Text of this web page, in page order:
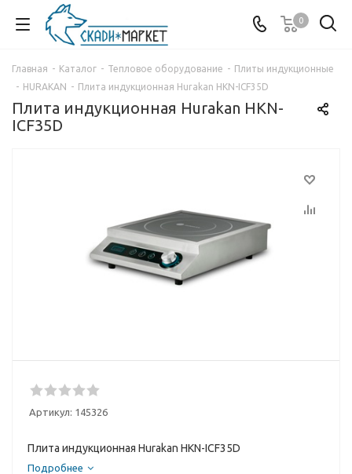
0
Главная - Каталог - Тепловое оборудование - Плиты индукционные
- HURAKAN - Плита индукционная Hurakan HKN-ICF35D
Плита индукционная Hurakan HKN-
ICF35D
Артикул: 145326
Плита индукционная Hurakan HKN-ICF35D
Подробнее